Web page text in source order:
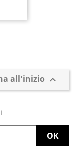
all'inizio 